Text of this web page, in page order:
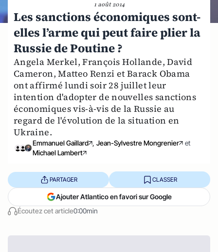
1 août 2014
Les sanctions économiques sont-
elles l’arme qui peut faire plier la
Russie de Poutine ?
Angela Merkel, François Hollande, David
Cameron, Matteo Renzi et Barack Obama
ont affirmé lundi soir 28 juillet leur
intention d'adopter de nouvelles sanctions
économiques vis-à-vis de la Russie au
regard de l'évolution de la situation en
Ukraine.
Emmanuel Gaillard , Jean-Sylvestre Mongrenier
et
Michael Lambert
Écoutez cet article0:00min
PARTAGER CLASSER
Ajouter Atlantico en favori sur Google